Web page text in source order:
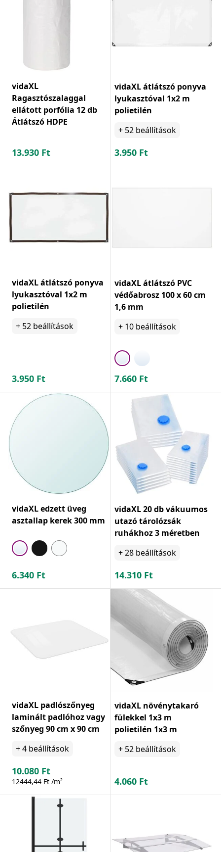
vidaXL
Ragasztószalaggal
ellátott porfólia 12 db
Átlátszó HDPE
13.930 Ft
vidaXL átlátszó ponyva
lyukasztóval 1x2 m
polietilén
+ 52 beállítások
3.950 Ft
vidaXL átlátszó ponyva
lyukasztóval 1x2 m
polietilén
+ 52 beállítások
3.950 Ft
vidaXL átlátszó PVC
védőabrosz 100 x 60 cm
1,6 mm
+ 10 beállítások
7.660 Ft
vidaXL edzett üveg
asztallap kerek 300 mm
6.340 Ft
vidaXL 20 db vákuumos
utazó tárolózsák
ruhákhoz 3 méretben
+28 beállítások
14.310 Ft
vidaXL padlószőnyeg
laminált padlóhoz vagy
szőnyeg 90 cm x 90 cm
+4 beállítások
10.080 Ft
12444,44 Ft /m²
vidaXL növénytakaró
fülekkel 1x3 m
polietilén 1x3 m
+ 52 beállítások
4.060 Ft